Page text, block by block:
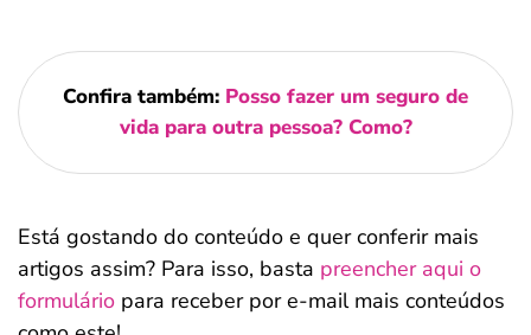
Confira também: Posso fazer um seguro de
vida para outra pessoa? Como?
Está gostando do conteúdo e quer conferir mais
artigos assim? Para isso, basta preencher aqui o
formulário para receber por e-mail mais conteúdos